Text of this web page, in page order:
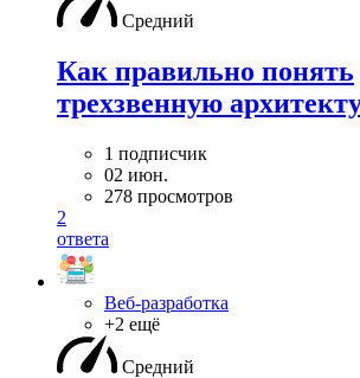
Средний
Как правильно понять
трехзвенную
1 подписчик
02 июн.
278 просмотров
2
ответа
Веб-разработка
+2 ещё
Средний